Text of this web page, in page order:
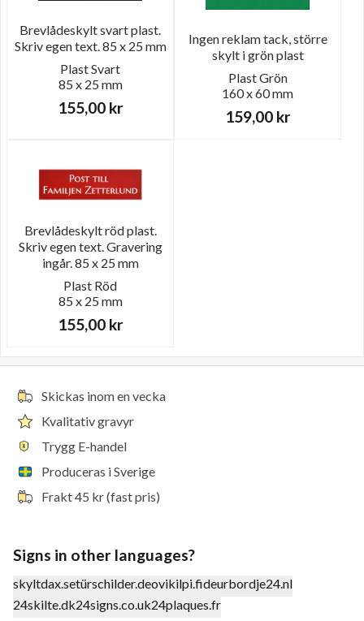
Brevlådeskylt svart plast.
Skriv egen text. 85 x 25 mm
PlastSvart
85 x 25 mm
155,00 kr
Ingen reklam tack, större
skylt i grön plast
PlastGrön
160 x 60 mm
159,00 kr
Brevlådeskylt röd plast.
Skriv egen text. Gravering
ingår. 85 x 25 mm
Plast Röd
85 x 25 mm
155,00 kr
Skickas inom en vecka
Kvalitativ gravyr
Trygg E-handel
Produceras i Sverige
Frakt 45 kr (fast pris)
Signs in other languages?
skyltdax.setürschilder.deovikilpi.fideurbordje24.nl
24skilte.dk24signs.co.uk24plaques.fr